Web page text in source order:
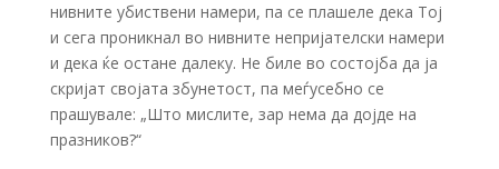
нивните убиствени намери, па се плашеле дека Тој
и сега проникнал во нивните непријателски намери
и дека ќе остане далеку. Не биле во состојба да ја
скријат својата збунетост, па меѓусебно се
прашувале: „Што мислите, зар нема да дојде на
празников?“